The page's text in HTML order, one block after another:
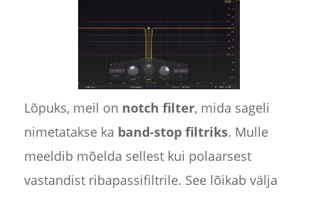
Lõpuks, meil on notch filter, mida sageli
nimetatakse ka band-stop filtriks. Mulle
meeldib mõelda sellest kui polaarsest
vastandist ribapassifiltrile. See lõikab välja